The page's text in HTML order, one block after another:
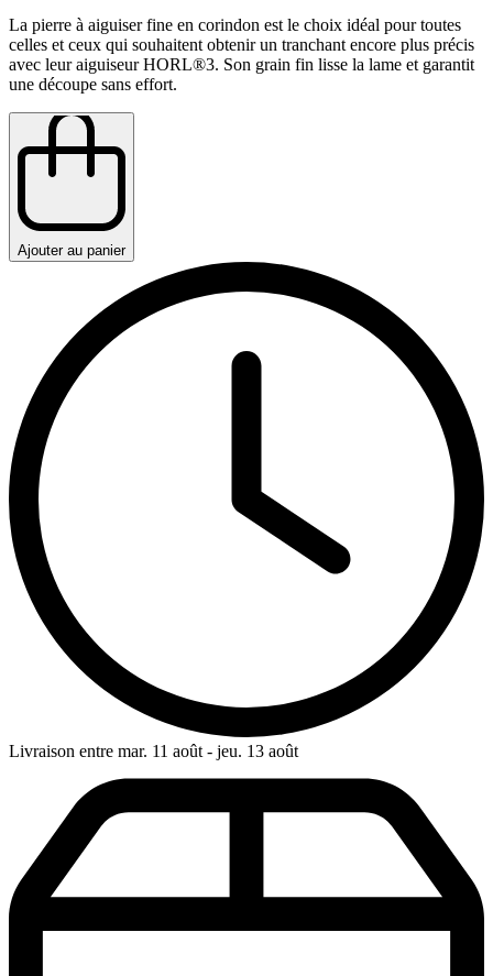
La pierre à aiguiser fine en corindon est le choix idéal pour toutes
celles et ceux qui souhaitent obtenir un tranchant encore plus précis
avec leur aiguiseur HORL®3. Son grain fin lisse la lame et garantit
une découpe sans effort.
Ajouter au panier
Livraison entre mar. 11 août - jeu. 13 août